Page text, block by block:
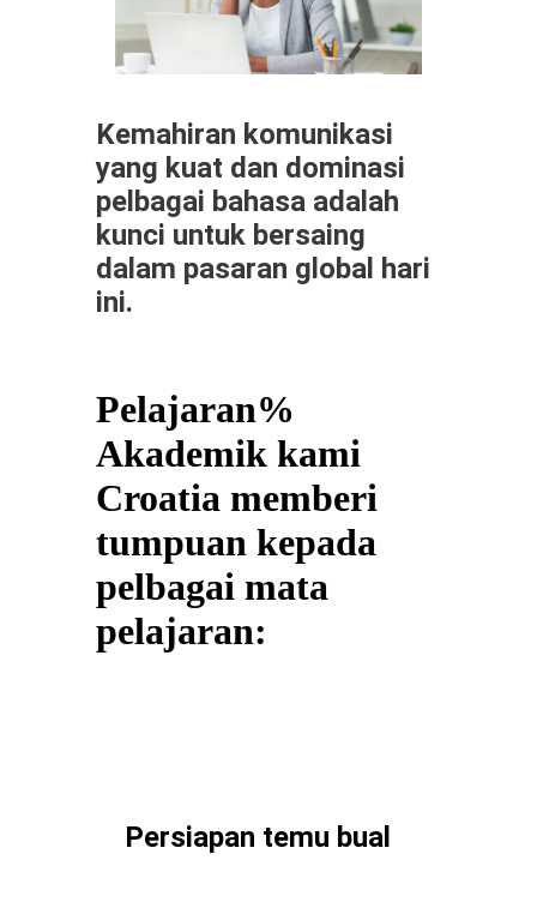
Kemahiran komunikasi
yang kuat dan dominasi
pelbagai bahasa adalah
kunci untuk bersaing
dalam pasaran global hari
ini.
Pelajaran%
Akademik kami
Croatia memberi
tumpuan kepada
pelbagai mata
pelajaran:
Persiapan temu bual